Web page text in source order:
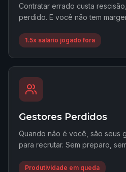
Contratar errado custa
perdido. E você não tem
1.5x salário jogado fora
Gestores Perdidos
Quando não é você, são seus
para recrutar. Sem preparo,
Produtividade em queda